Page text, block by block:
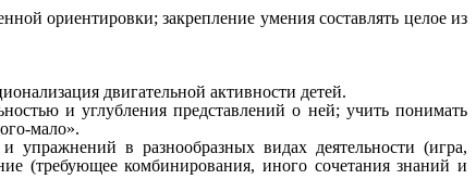
ориентировки; закрепление умения составлять целое из
двигательной активности детей.
и углубления представлений о ней; учить понимать
мало».
в разнообразных видах деятельности (игра,
(требующее комбинирования, иного сочетания знаний и